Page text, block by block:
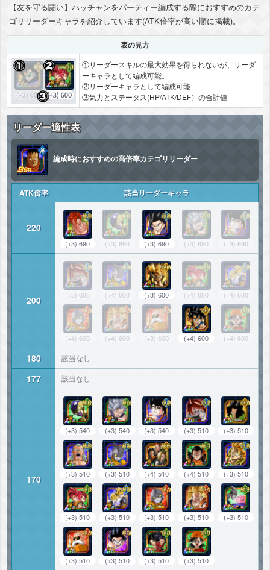
【友を守る闘い】ハッチャンをパーティー編成する際におすすめのカテ
ゴリリーダーキャラを紹介しています(ATK倍率が高い順に掲載)。
表の見方
①リーダースキルの最大効果を得られないが、リーダ
ーキャラとして編成可能。
②リーダーキャラとして編成可能
③気力とステータス(HP/ATK/DEF）の合計値
リーダー適性表
編成時におすすめの高倍率カテゴリリーダー
ATK倍率 該当リーダーキャラ
220
(+3) 690 (+3) 690 (+3) 690 (+3) 690 (+3) 690
200 (+3) 600 (+4) 600 (+3) 600 (+4) 600 (+4) 600
(+4) 600 (+4) 600 (+3) 600 (+4) 600 (+4) 600
180 該当なし
177 該当なし
170
(+3) 540 (+3) 540 (+3) 540 (+3) 510 (+3) 510
(+3) 510 (+3) 510 (+4) 510 (+4) 510 (+3) 510
(+3) 510 (+3) 510 (+3) 510 (+3) 510 (+3) 510
(+3) 510 (+3) 510 (+3) 510 (+3) 510